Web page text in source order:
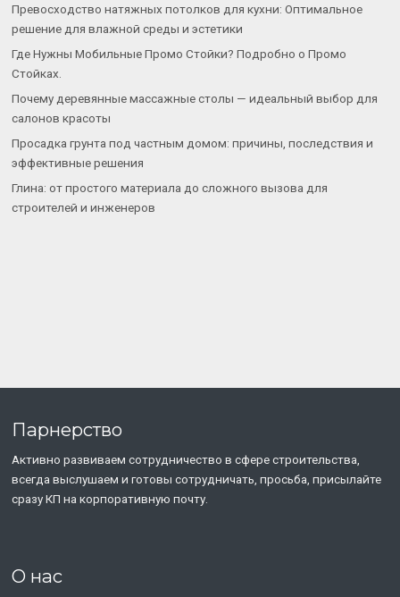
Превосходство натяжных потолков для кухни: Оптимальное
решение для влажной среды и эстетики
Где Нужны Мобильные Промо Стойки? Подробно о Промо
Стойках.
Почему деревянные массажные столы — идеальный выбор для
салонов красоты
Просадка грунта под частным домом: причины, последствия и
эффективные решения
Глина: от простого материала до сложного вызова для
строителей и инженеров
Парнерство
Активно развиваем сотрудничество в сфере строительства,
всегда выслушаем и готовы сотрудничать, просьба, присылайте
сразу КП на корпоративную почту.
О нас